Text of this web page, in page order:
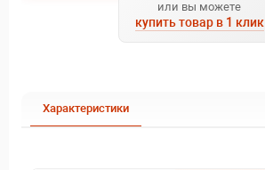
или вы можете
купить товар в 1 клик
Характеристики